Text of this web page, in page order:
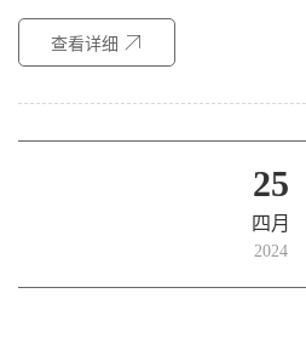
查看详细
25
四月
2024